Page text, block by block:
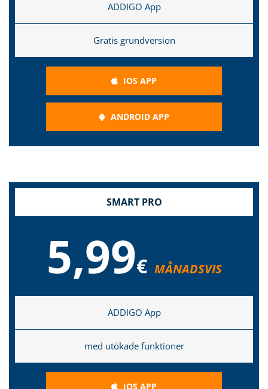
ADDIGO App
Gratis grundversion
IOS APP
ANDROID APP
SMART PRO
5,99€ MÅNADSVIS
ADDIGO App
med utökade funktioner
IOS APP